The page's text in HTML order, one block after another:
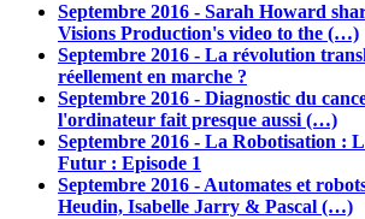
Septembre 2016 - Sarah Howard
Visions Production's video to the (…)
Septembre 2016 - La révolution
réellement en marche ?
Septembre 2016 - Diagnostic du
l'ordinateur fait presque aussi (…)
Septembre 2016 - La Robotisation :
Futur : Episode 1
Septembre 2016 - Automates et
Heudin, Isabelle Jarry & Pascal (…)